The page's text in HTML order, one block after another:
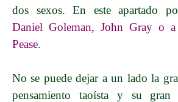
dos sexos. En este apartado
Daniel Goleman, John Gray o
Pease.
No se puede dejar a un lado la
pensamiento taoísta y su